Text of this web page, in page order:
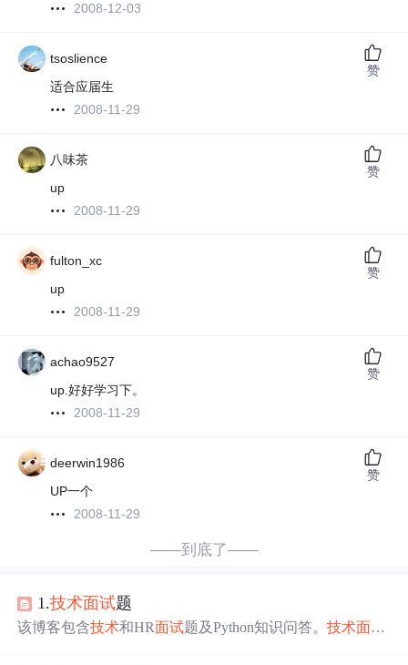
2008-12-03
tsoslience
适合应届生
2008-11-29
赞
八味茶
up
2008-11-29
赞
fulton_xc
up
2008-11-29
赞
achao9527
up.好好学习下。
2008-11-29
赞
deerwin1986
UP一个
2008-11-29
赞
——到底了——
1.技术面试题
该博客包含技术和HR面试题及Python知识问答。技术面试